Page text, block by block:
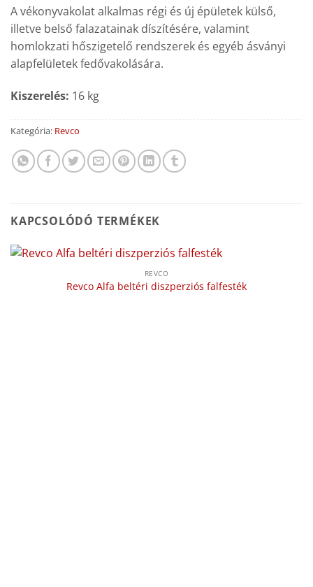
A vékonyvakolat alkalmas régi és új épületek külső,
illetve belső falazatainak díszítésére, valamint
homlokzati hőszigetelő rendszerek és egyéb ásványi
alapfelületek fedővakolására.
Kiszerelés: 16 kg
Kategória: Revco
KAPCSOLÓDÓ TERMÉKEK
REVCO
Revco Alfa beltéri diszperziós falfesték